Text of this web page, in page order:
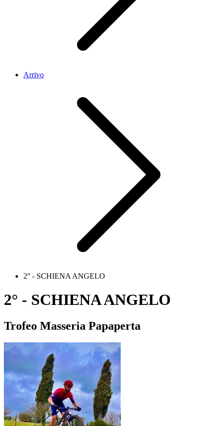
Arrivo
2° - SCHIENA ANGELO
2° - SCHIENA ANGELO
Trofeo Masseria Papaperta